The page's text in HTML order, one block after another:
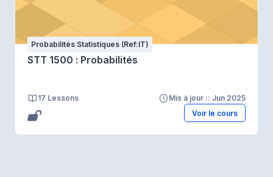
Probabilités Statistiques (Ref:IT)
STT 1500 : Probabilités
17 Lessons
Mis à jour :: Jun 2025
Voir le cours